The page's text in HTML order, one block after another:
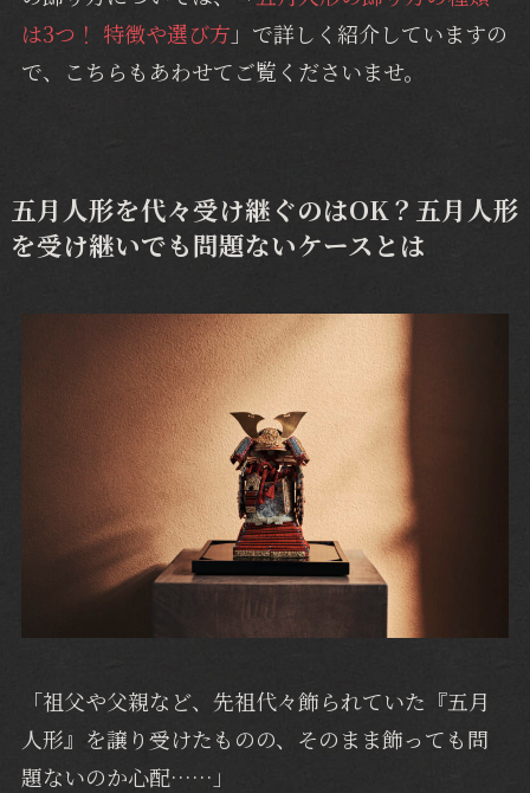
は3つ！ 特徴や選び方 」で詳しく紹介していますの
で、こちらもあわせてご覧くださいませ。
五月人形を代々受け継ぐのはOK？五月人形
を受け継いでも問題ないケースとは
「祖父や父親など、先祖代々飾られていた『五月
人形』を譲り受けたものの、そのまま飾っても問
題ないのか心配……」